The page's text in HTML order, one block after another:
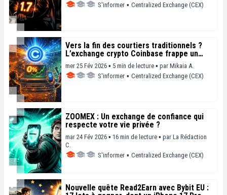
S'informer ▪ Centralized Exchange (CEX)
Vers la fin des courtiers traditionnels ?
L’exchange crypto Coinbase frappe un
grand coup
mer 25 Fév 2026 ▪ 5 min de lecture ▪ par Mikaia A.
S'informer ▪ Centralized Exchange (CEX)
ZOOMEX : Un exchange de confiance qui
respecte votre vie privée ?
mar 24 Fév 2026 ▪ 16 min de lecture ▪ par La Rédaction
C.
S'informer ▪ Centralized Exchange (CEX)
Nouvelle quête Read2Earn avec Bybit EU :